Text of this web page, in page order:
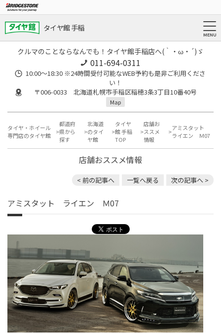
タイヤ館 手稲
クルマのことならなんでも！タイヤ館手稲店へ(｀・ω・´)ゞ
011-694-0311
10:00～18:30 ※24時間受付可能なWEB予約も是非ご利用くださ
い！
〒006-0033 北海道札幌市手稲区稲穂3条3丁目10番40号
Map
タイヤ・ホイール
専門店のタイヤ館
都道府
県から
探す
北海道
のタイ
ヤ館
タイヤ
館 手稲
TOP
店舗お
ススメ
情報
アミスタット
ライエン Ｍ07
店舗おススメ情報
< 前の記事へ 一覧へ戻る 次の記事へ >
アミスタット ライエン Ｍ07